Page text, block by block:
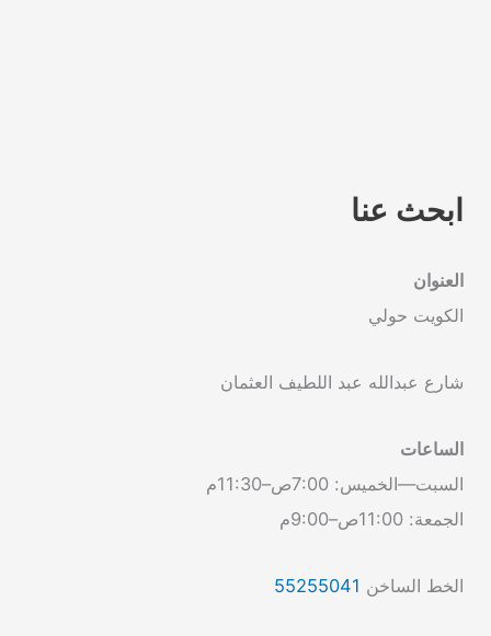
ابحث عنا
العنوان
الكويت حولي
شارع عبدالله عبد اللطيف العثمان
الساعات
السبت—الخميس: 7:00ص–11:30م
الجمعة: 11:00ص–9:00م
الخط الساخن 55255041